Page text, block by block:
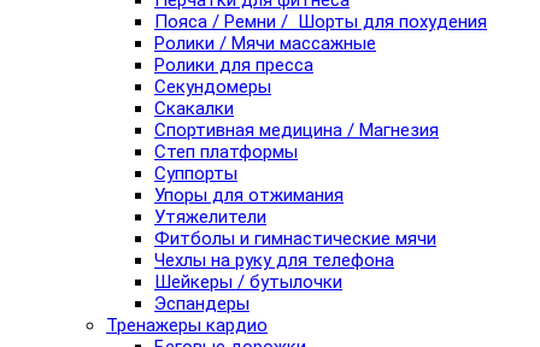
Пояса / Ремни / Шорты для похудения
Ролики / Мячи массажные
Ролики для пресса
Секундомеры
Скакалки
Спортивная медицина / Магнезия
Степ платформы
Суппорты
Упоры для отжимания
Утяжелители
Фитболы и гимнастические мячи
Чехлы на руку для телефона
Шейкеры / бутылочки
Эспандеры
Тренажеры кардио